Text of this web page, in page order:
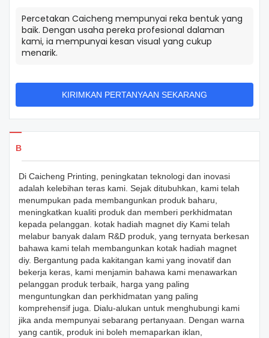
Percetakan Caicheng mempunyai reka bentuk yang
baik. Dengan usaha pereka profesional dalaman
kami, ia mempunyai kesan visual yang cukup
menarik.
KIRIMKAN PERTANYAAN SEKARANG
Butiran produk.
Di Caicheng Printing, peningkatan teknologi dan inovasi
adalah kelebihan teras kami. Sejak ditubuhkan, kami telah
menumpukan pada membangunkan produk baharu,
meningkatkan kualiti produk dan memberi perkhidmatan
kepada pelanggan. kotak hadiah magnet diy Kami telah
melabur banyak dalam R&D produk, yang ternyata berkesan
bahawa kami telah membangunkan kotak hadiah magnet
diy. Bergantung pada kakitangan kami yang inovatif dan
bekerja keras, kami menjamin bahawa kami menawarkan
pelanggan produk terbaik, harga yang paling
menguntungkan dan perkhidmatan yang paling
komprehensif juga. Dialu-alukan untuk menghubungi kami
jika anda mempunyai sebarang pertanyaan. Dengan warna
yang cantik, produk ini boleh memaparkan iklan,